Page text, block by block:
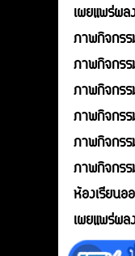
เผยแพร่ผล
ภาพกิจกร
ภาพกิจกร
ภาพกิจกร
ภาพกิจกร
ภาพกิจกร
ภาพกิจกร
ห้องเรียนอ
เผยแพร่ผล